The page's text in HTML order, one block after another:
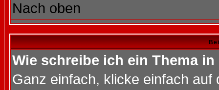
Nach oben
Wie schreibe ich ein Thema
Ganz einfach, klicke einfach